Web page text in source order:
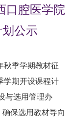
口腔医学院
公示
秋季学期教材征
学期开设课程计
与选用管理办
确保选用教材导向